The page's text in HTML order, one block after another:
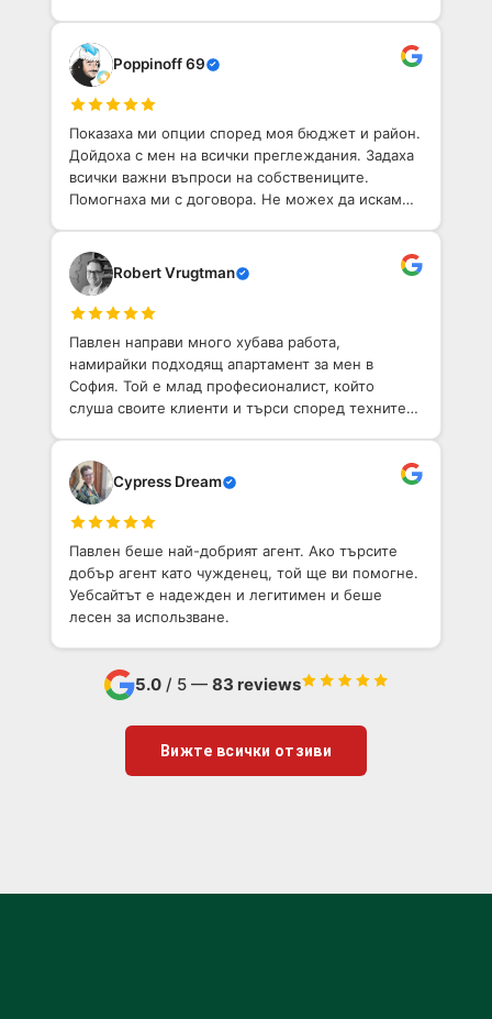
Poppinoff 69
Показаха ми опции според моя бюджет и район.
Дойдоха с мен на всички преглеждания. Задаха
всички важни въпроси на собствениците.
Помогнаха ми с договора. Не можех да искам
Robert Vrugtman
Павлен направи много хубава работа,
намирайки подходящ апартамент за мен в
София. Той е млад професионалист, който
слуша своите клиенти и търси според техните
Cypress Dream
Павлен беше най-добрият агент. Ако търсите
добър агент като чужденец, той ще ви помогне.
Уебсайтът е надежден и легитимен и беше
лесен за использване.
5.0/ 5 — 83 reviews
Вижте всички отзиви